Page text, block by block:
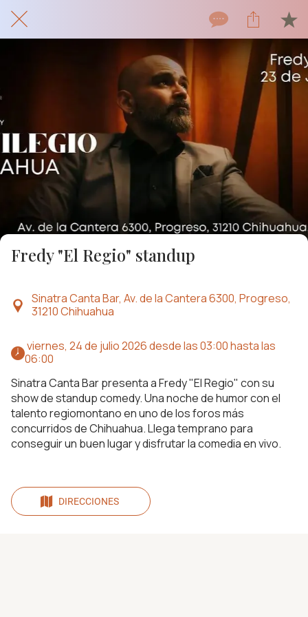
Fredy "El Regio" standup
Sinatra Canta Bar, Av. de la Cantera 6300, Progreso,
31210 Chihuahua
06:00
Sinatra Canta Bar presenta a Fredy "El Regio" con su
show de standup comedy. Una noche de humor con el
talento regiomontano en uno de los foros más
concurridos de Chihuahua. Llega temprano para
conseguir un buen lugar y disfrutar la comedia en vivo.
DIRECCIONES